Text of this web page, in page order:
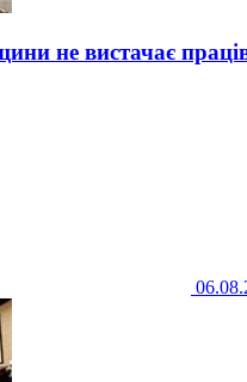
не вистачає